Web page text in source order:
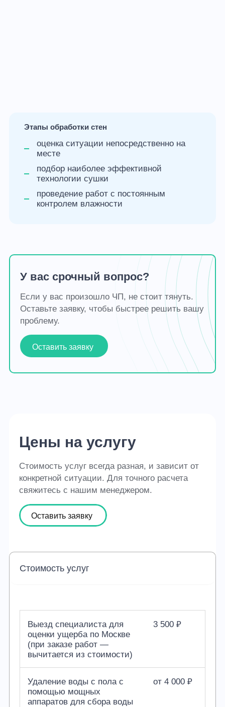
Этапы обработки стен
оценка ситуации непосредственно на
месте
подбор наиболее эффективной
технологии сушки
проведение работ с постоянным
контролем влажности
У вас срочный вопрос?
Если у вас произошло ЧП, не стоит тянуть.
Оставьте заявку, чтобы быстрее решить вашу
проблему.
Оставить заявку
Цены на услугу
Стоимость услуг всегда разная, и зависит от
конкретной ситуации. Для точного расчета
свяжитесь с нашим менеджером.
Оставить заявку
Стоимость услуг
Выезд специалиста для
оценки ущерба по Москве
(при заказе работ —
вычитается из стоимости)
3 500 ₽
Удаление воды с пола с
помощью мощных
аппаратов для сбора воды
от 4 000 ₽